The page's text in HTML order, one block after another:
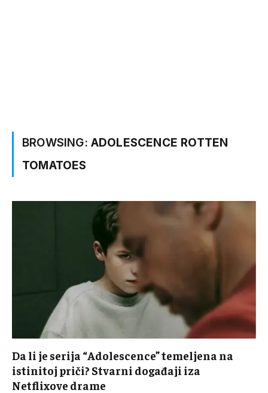
BROWSING: ADOLESCENCE ROTTEN
TOMATOES
Da li je serija “Adolescence” temeljena na
istinitoj priči? Stvarni događaji iza
Netflixove drame